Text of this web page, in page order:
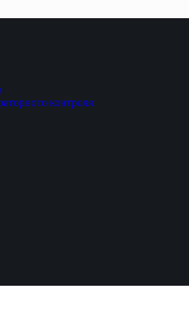
контроля